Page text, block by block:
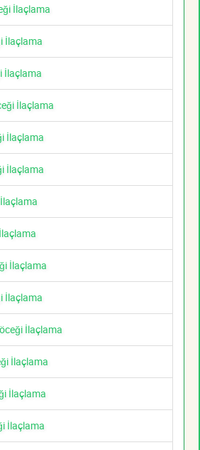
İlaçlama
İlaçlama
İlaçlama
İlaçlama
İlaçlama
İlaçlama
İlaçlama
İlaçlama
İlaçlama
İlaçlama
İlaçlama
İlaçlama